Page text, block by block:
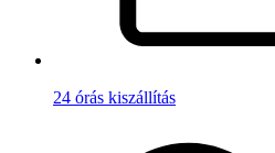
24 órás kiszállítás